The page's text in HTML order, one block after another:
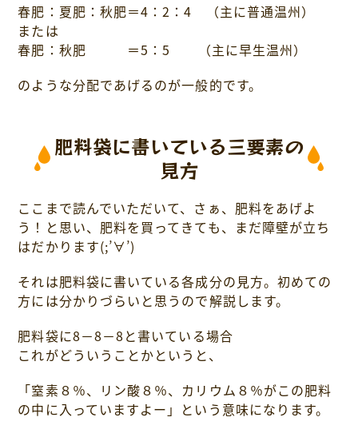
春肥：夏肥：秋肥＝4：2：4 （主に普通温州）
または
春肥：秋肥 ＝5：5 （主に早生温州）
のような分配であげるのが一般的です。
肥料袋に書いている三要素の
見方
ここまで読んでいただいて、さぁ、肥料をあげよ
う！と思い、肥料を買ってきても、まだ障壁が立ち
はだかります(;’∀’)
それは肥料袋に書いている各成分の見方。初めての
方には分かりづらいと思うので解説します。
肥料袋に8－8－8と書いている場合
これがどういうことかというと、
「窒素８％、リン酸８％、カリウム８％がこの肥料
の中に入っていますよー」という意味になります。